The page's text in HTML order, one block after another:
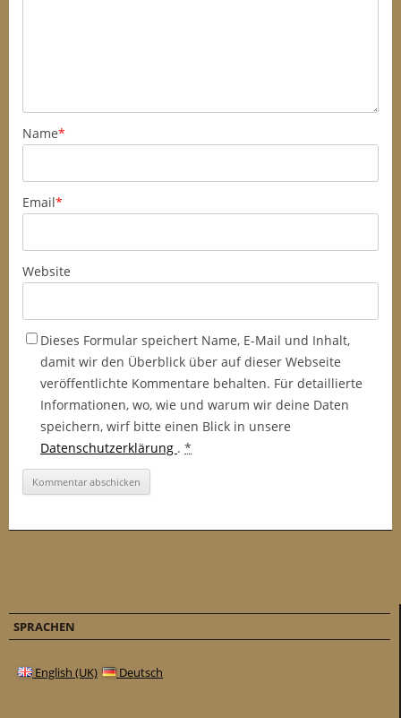
Name*
Email*
Website
Dieses Formular speichert Name, E-Mail und Inhalt,
damit wir den Überblick über auf dieser Webseite
veröffentlichte Kommentare behalten. Für detaillierte
Informationen, wo, wie und warum wir deine Daten
speichern, wirf bitte einen Blick in unsere
Datenschutzerklärung . *
SPRACHEN
English (UK) Deutsch